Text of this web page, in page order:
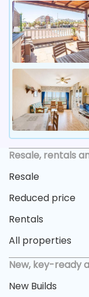
Resale, rentals
Resale
Reduced price
Rentals
All properties
New, key-ready
New Builds